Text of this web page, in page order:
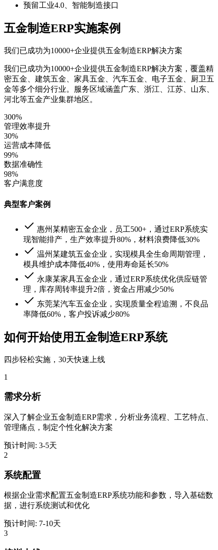
预留工业4.0、智能制造接口
五金制造ERP实施案例
我们已成功为10000+企业提供五金制造ERP解决方案
我们已成功为10000+企业提供五金制造ERP解决方案，覆盖精
密五金、建筑五金、家具五金、汽车五金、电子五金、厨卫五
金等多个细分行业。服务区域涵盖广东、浙江、江苏、山东、
河北等五金产业集群地区。
300%
管理效率提升
30%
运营成本降低
99%
数据准确性
98%
客户满意度
典型客户案例
惠州某精密五金企业，员工500+，通过ERP系统实
现智能排产，生产效率提升80%，材料浪费降低30%
温州某建筑五金企业，实现模具全生命周期管理，
模具维护成本降低40%，使用寿命延长50%
永康某家具五金企业，通过ERP系统优化供应链管
理，库存周转率提升2倍，资金占用减少50%
东莞某汽车五金企业，实现质量全程追溯，不良品
率降低60%，客户投诉减少80%
如何开始使用五金制造ERP系统
四步轻松实施，30天快速上线
1
需求分析
深入了解企业五金制造ERP需求，分析业务流程、工艺特点、
管理痛点，制定个性化解决方案
预计时间: 3-5天
2
系统配置
根据企业需求配置五金制造ERP系统功能和参数，导入基础数
据，进行系统测试和优化
预计时间: 7-10天
3